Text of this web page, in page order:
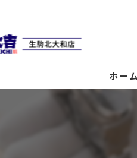
ホーム